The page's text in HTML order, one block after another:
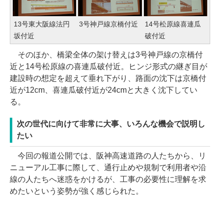
13号東大阪線法円
坂付近
3号神戸線京橋付近
14号松原線喜連瓜
破付近
そのほか、橋梁全体の架け替えは3号神戸線の京橋付
近と14号松原線の喜連瓜破付近。ヒンジ形式の継ぎ目が
建設時の想定を超えて垂れ下がり、路面の沈下は京橋付
近が12cm、喜連瓜破付近が24cmと大きく沈下してい
る。
次の世代に向けて非常に大事、いろんな機会で説明し
たい
今回の報道公開では、阪神高速道路の人たちから、リ
ニューアル工事に際して、通行止めや規制で利用者や沿
線の人たちへ迷惑をかけるが、工事の必要性に理解を求
めたいという姿勢が強く感じられた。